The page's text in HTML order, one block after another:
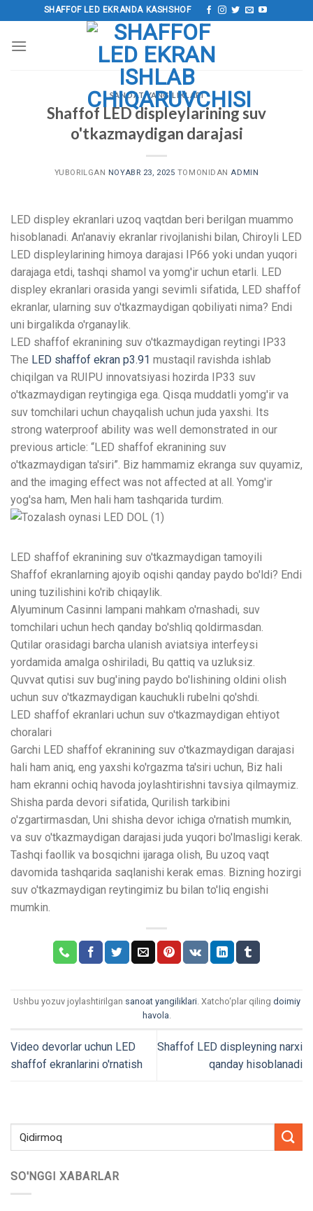
o‘tish
SHAFFOF LED EKRANDA KASHSHOF
SANOAT YANGILIKLARI
Shaffof LED displeylarining suv
o'tkazmaydigan darajasi
YUBORILGAN NOYABR 23, 2025 TOMONIDAN ADMIN
LED displey ekranlari uzoq vaqtdan beri berilgan muammo
hisoblanadi. An'anaviy ekranlar rivojlanishi bilan, Chiroyli LED
LED displeylarining himoya darajasi IP66 yoki undan yuqori
darajaga etdi, tashqi shamol va yomg'ir uchun etarli. LED
displey ekranlari orasida yangi sevimli sifatida, LED shaffof
ekranlar, ularning suv o'tkazmaydigan qobiliyati nima? Endi
uni birgalikda o'rganaylik.
LED shaffof ekranining suv o'tkazmaydigan reytingi IP33
The LED shaffof ekran p3.91 mustaqil ravishda ishlab
chiqilgan va RUIPU innovatsiyasi hozirda IP33 suv
o'tkazmaydigan reytingiga ega. Qisqa muddatli yomg'ir va
suv tomchilari uchun chayqalish uchun juda yaxshi. Its
strong waterproof ability was well demonstrated in our
previous article: “LED shaffof ekranining suv
o'tkazmaydigan ta'siri”. Biz hammamiz ekranga suv quyamiz,
and the imaging effect was not affected at all . Yomg'ir
yog'sa ham, Men hali ham tashqarida turdim.
LED shaffof ekranining suv o'tkazmaydigan tamoyili
Shaffof ekranlarning ajoyib oqishi qanday paydo bo'ldi? Endi
uning tuzilishini ko'rib chiqaylik.
Alyuminum Casinni lampani mahkam o'rnashadi, suv
tomchilari uchun hech qanday bo'shliq qoldirmasdan.
Qutilar orasidagi barcha ulanish aviatsiya interfeysi
yordamida amalga oshiriladi, Bu qattiq va uzluksiz.
Quvvat qutisi suv bug'ining paydo bo'lishining oldini olish
uchun suv o'tkazmaydigan kauchukli rubelni qo'shdi.
LED shaffof ekranlari uchun suv o'tkazmaydigan ehtiyot
choralari
Garchi LED shaffof ekranining suv o'tkazmaydigan darajasi
hali ham aniq, eng yaxshi ko'rgazma ta'siri uchun, Biz hali
ham ekranni ochiq havoda joylashtirishni tavsiya qilmaymiz.
Shisha parda devori sifatida, Qurilish tarkibini
o'zgartirmasdan, Uni shisha devor ichiga o'rnatish mumkin,
va suv o'tkazmaydigan darajasi juda yuqori bo'lmasligi kerak.
Tashqi faollik va bosqichni ijaraga olish, Bu uzoq vaqt
davomida tashqarida saqlanishi kerak emas. Bizning hozirgi
suv o'tkazmaydigan reytingimiz bu bilan to'liq engishi
mumkin.
Ushbu yozuv joylashtirilgan sanoat yangiliklari. Xatcho‘plar qiling doimiy
havola.
Video devorlar uchun LED
shaffof ekranlarini o'rnatish
Shaffof LED displeyning narxi
qanday hisoblanadi
SO'NGGI XABARLAR